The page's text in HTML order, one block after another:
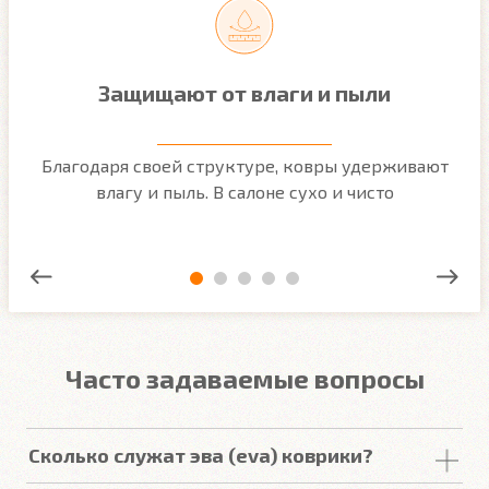
Защищают от влаги и пыли
Благодаря своей структуре, ковры удерживают
влагу и пыль. В салоне сухо и чисто
Часто задаваемые вопросы
Сколько служат эва (eva) коврики?